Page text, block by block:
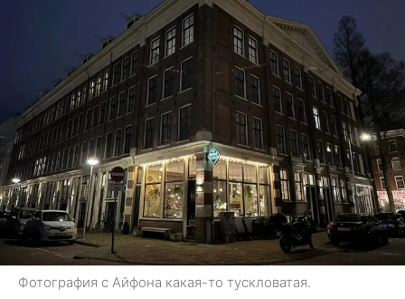
Фотография с Айфона какая-то тускловатая.